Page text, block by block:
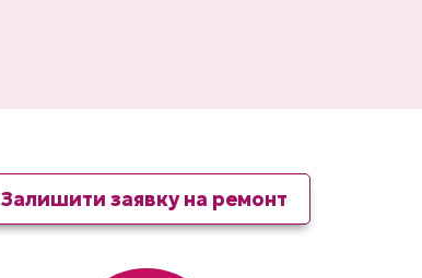
Залишити заявку на ремонт